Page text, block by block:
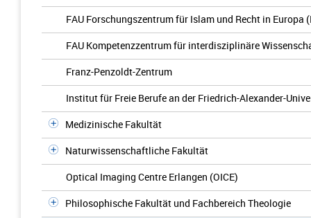
FAU Forschungszentrum für Islam und Recht in Europa
FAU Kompetenzzentrum für interdisziplinäre
Franz-Penzoldt-Zentrum
Institut für Freie Berufe an der Friedrich-Alexander-
Medizinische Fakultät
Naturwissenschaftliche Fakultät
Optical Imaging Centre Erlangen (OICE)
Philosophische Fakultät und Fachbereich Theologie